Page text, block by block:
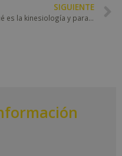
SIGUIENTE
Qué es la kinesiología y para qué se utiliza